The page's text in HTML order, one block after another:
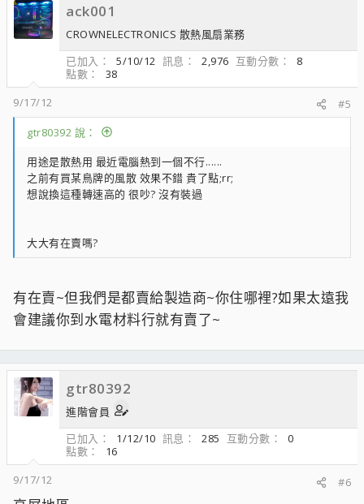
ack001
CROWNELECTRONICS 散熱風扇業務
已加入
5/10/12 訊息 2,976 互動分數
8
點數
38
9/17/12
#5
gtr80392 說：
用途是散熱用 最近電腦熱到一個不行......
之前有買某鳥牌的風散 效果不錯 貴了點;rr;
想說換這種轉速高的 很吵? 沒有裝過
大大有在賣嗎?
有在賣~但我們是都賣給製造商~你住哪裡?如果太遠我
會建議你到水電材料行就有賣了~
gtr80392
進階會員
已加入
1/12/10 訊息 285 互動分數
0
點數
16
9/17/12
#6